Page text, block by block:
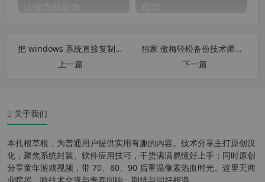
把 windows 系统直接复制到新电脑使用 跨设备恢复 Windows 系统备份与异机还原方案
上一篇
独家 傲梅轻松备份技术师增强版 for win7和for win10中文版 免安装 解决官方不支持winpe运行问题 支持winpe和win系统下工作
下一篇
关于我们
本扎根草根，为普通用户提供实用有趣的内容。技术分享主打原创汉
化，聚焦系统封装、软件应用技巧，干货满满易懂好上手；同时原创
分享童年游戏视频，带 70、80、90 后重温像素热血时光。这里无商
业喧嚣，唯技术交流与青春回响，期待与同好相遇